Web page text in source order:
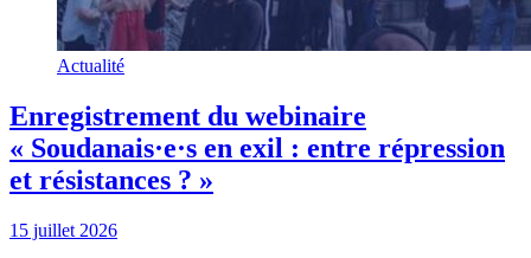
Actualité
Enregistrement du webinaire
« Soudanais·e·s en exil : entre répression
et résistances ? »
15 juillet 2026